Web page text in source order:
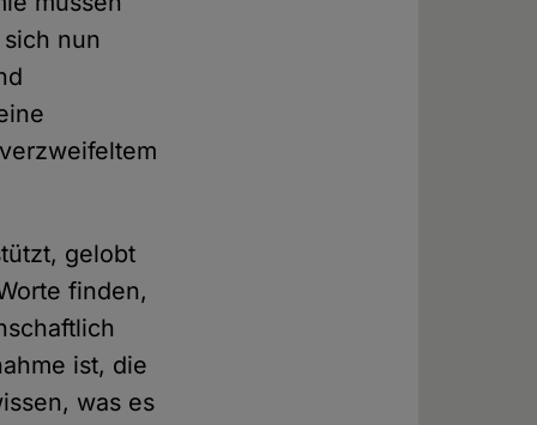
nun
gelobt
finden,
ist, die
was es